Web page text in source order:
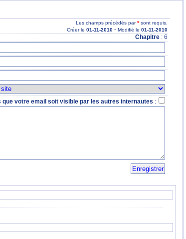
Les champs précédés par* sont requis.
Créer le 01-11-2010 - Modifié le 01-11-2010
Chapitre : 6
que votre email soit visible par les autres internautes :